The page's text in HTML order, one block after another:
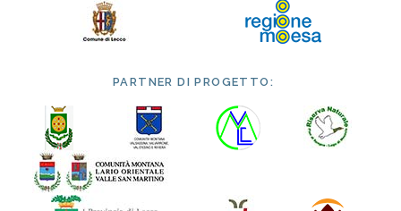
PARTNER DI PROGETTO: